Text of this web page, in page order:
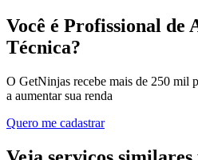
Você é Profissional de
Técnica?
O GetNinjas recebe mais de 250 mil
a aumentar sua renda
Quero me cadastrar